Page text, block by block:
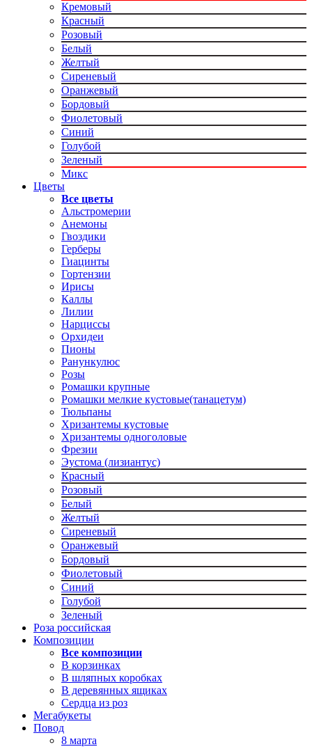
Кремовый
Красный
Розовый
Белый
Желтый
Сиреневый
Оранжевый
Бордовый
Фиолетовый
Синий
Голубой
Зеленый
Микс
Цветы
Все цветы
Альстромерии
Анемоны
Гвоздики
Герберы
Гиацинты
Гортензии
Ирисы
Каллы
Лилии
Нарциссы
Орхидеи
Пионы
Ранункулюс
Розы
Ромашки крупные
Ромашки мелкие кустовые(танацетум)
Тюльпаны
Хризантемы кустовые
Хризантемы одноголовые
Фрезии
Эустома (лизиантус)
Красный
Розовый
Белый
Желтый
Сиреневый
Оранжевый
Бордовый
Фиолетовый
Синий
Голубой
Зеленый
Роза российская
Композиции
Все композиции
В корзинках
В шляпных коробках
В деревянных ящиках
Сердца из роз
Мегабукеты
Повод
8 марта